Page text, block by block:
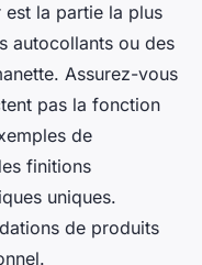
est la partie la plus
autocollants ou des
Assurez-vous
pas la fonction
de
finitions
uniques.
de produits